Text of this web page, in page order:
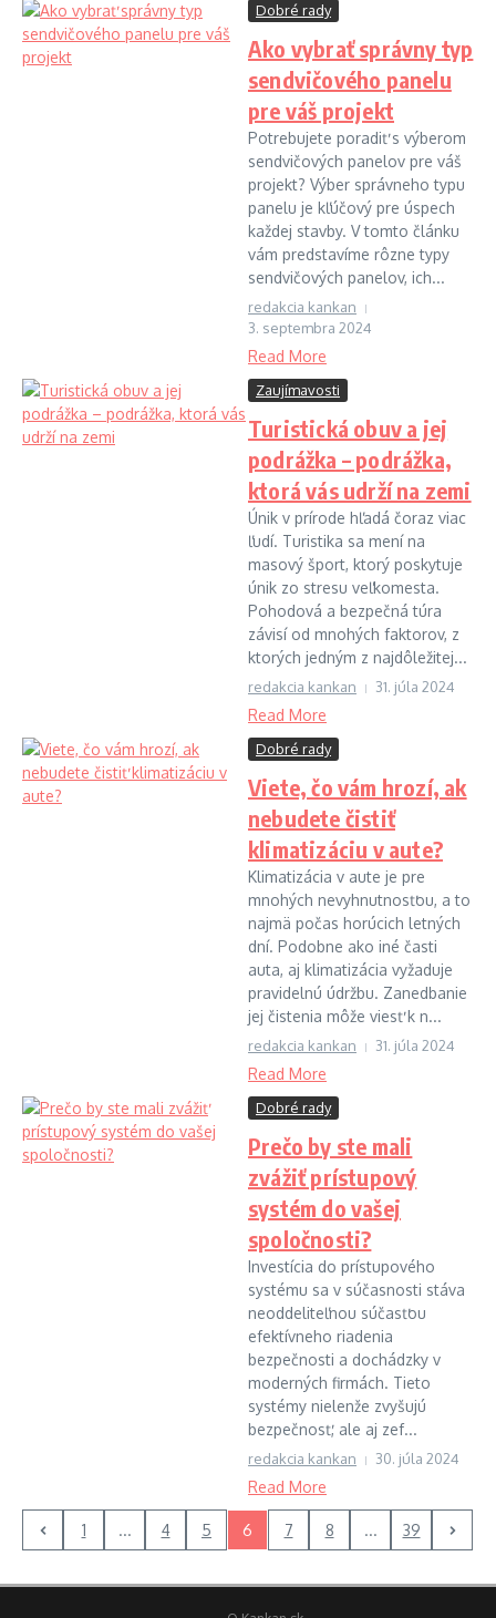
Dobré rady
Ako vybrať správny typ
sendvičového panelu
pre váš projekt
Potrebujete poradiť s výberom
sendvičových panelov pre váš
projekt? Výber správneho typu
panelu je kľúčový pre úspech
každej stavby. V tomto článku
vám predstavíme rôzne typy
sendvičových panelov, ich...
redakcia kankan
3. septembra 2024
Read More
Zaujímavosti
Turistická obuv a jej
podrážka – podrážka,
ktorá vás udrží na zemi
Únik v prírode hľadá čoraz viac
ľudí. Turistika sa mení na
masový šport, ktorý poskytuje
únik zo stresu veľkomesta.
Pohodová a bezpečná túra
závisí od mnohých faktorov, z
ktorých jedným z najdôležitej...
redakcia kankan 31. júla 2024
Read More
Dobré rady
Viete, čo vám hrozí, ak
nebudete čistiť
klimatizáciu v aute?
Klimatizácia v aute je pre
mnohých nevyhnutnosťou, a to
najmä počas horúcich letných
dní. Podobne ako iné časti
auta, aj klimatizácia vyžaduje
pravidelnú údržbu. Zanedbanie
jej čistenia môže viesť k n...
redakcia kankan 31. júla 2024
Read More
Dobré rady
Prečo by ste mali
zvážiť prístupový
systém do vašej
spoločnosti?
Investícia do prístupového
systému sa v súčasnosti stáva
neoddeliteľnou súčasťou
efektívneho riadenia
bezpečnosti a dochádzky v
moderných firmách. Tieto
systémy nielenže zvyšujú
bezpečnosť, ale aj zef...
redakcia kankan 30. júla 2024
Read More
1 ... 4 5 6 7 8 ... 39